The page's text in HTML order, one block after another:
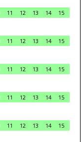
11 12 13 14
15
11 12 13 14
15
11 12 13 14
15
11 12 13 14
15
11 12 13 14
15